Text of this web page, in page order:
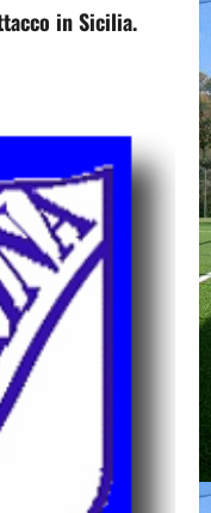
in Sicilia.